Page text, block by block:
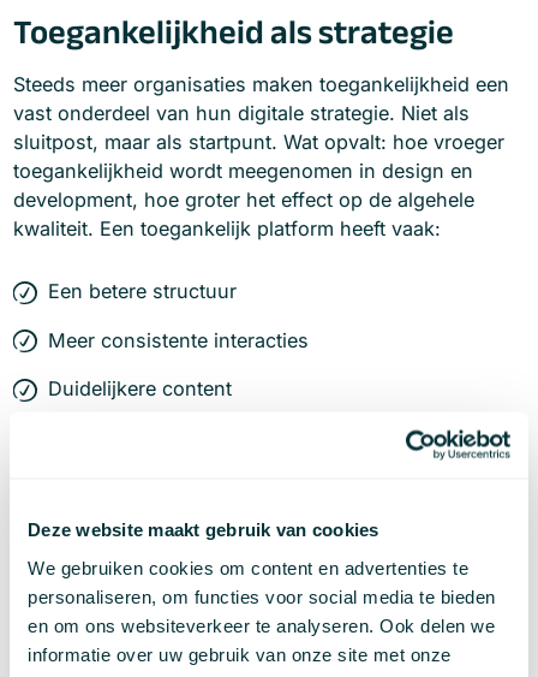
Deze website maakt gebruik van cookies
We gebruiken cookies om content en advertenties te
personaliseren, om functies voor social media te bieden
en om ons websiteverkeer te analyseren. Ook delen we
informatie over uw gebruik van onze site met onze
Toegankelijkheid als strategie
Steeds meer organisaties maken toegankelijkheid een
vast onderdeel van hun digitale strategie. Niet als
sluitpost, maar als startpunt. Wat opvalt: hoe vroeger
toegankelijkheid wordt meegenomen in design en
development, hoe groter het effect op de algehele
kwaliteit. Een toegankelijk platform heeft vaak:
Een betere structuur
Meer consistente interacties
Duidelijkere content
hogere tevredenheid en betere resultaten, of je nu
verkoopt, informeert of ondersteunt. Wil je snel weten
waar je website nu staat? Met een online accessibility
check krijg je direct inzicht in de belangrijkste
verbeterpunten en zie je waar je het meeste impact